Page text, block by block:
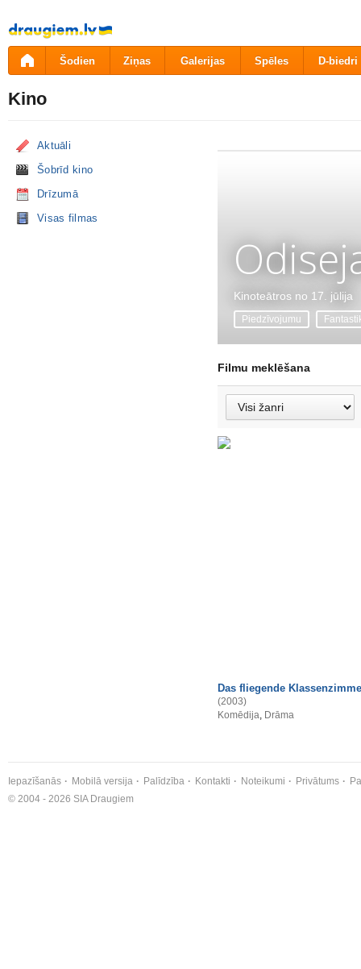
Pāriet
uz
saturu
Šodien Ziņas Galerijas Spēles D-biedri
Kino
Aktuāli
Šobrīd kino
Drīzumā
Visas filmas
Kinoteātros no 17. jūlija
Piedzīvojumu
Filmu meklēšana
Das fliegende
(2003)
Komēdija, Drāma
Iepazīšanās Mobilā versija Palīdzība Kontakti Noteikumi Privātums
© 2004 - 2026 SIA Draugiem